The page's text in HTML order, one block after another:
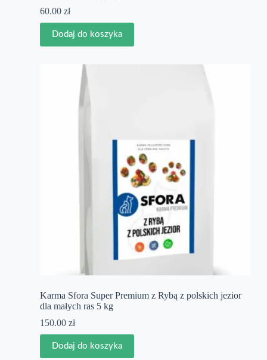
60.00 zł
Dodaj do koszyka
Karma Sfora Super Premium z Rybą z polskich jezior
dla małych ras 5 kg
150.00 zł
Dodaj do koszyka